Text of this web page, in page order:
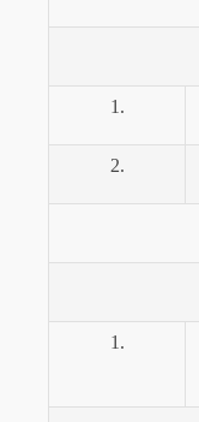
1.
2.
1.